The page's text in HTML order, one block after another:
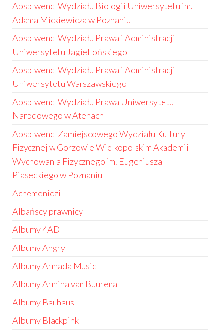
Absolwenci Wydziału Biologii Uniwersytetu im.
Adama Mickiewicza w Poznaniu
Absolwenci Wydziału Prawa i Administracji
Uniwersytetu Jagiellońskiego
Absolwenci Wydziału Prawa i Administracji
Uniwersytetu Warszawskiego
Absolwenci Wydziału Prawa Uniwersytetu
Narodowego w Atenach
Absolwenci Zamiejscowego Wydziału Kultury
Fizycznej w Gorzowie Wielkopolskim Akademii
Wychowania Fizycznego im. Eugeniusza
Piaseckiego w Poznaniu
Achemenidzi
Albańscy prawnicy
Albumy 4AD
Albumy Angry
Albumy Armada Music
Albumy Armina van Buurena
Albumy Bauhaus
Albumy Blackpink